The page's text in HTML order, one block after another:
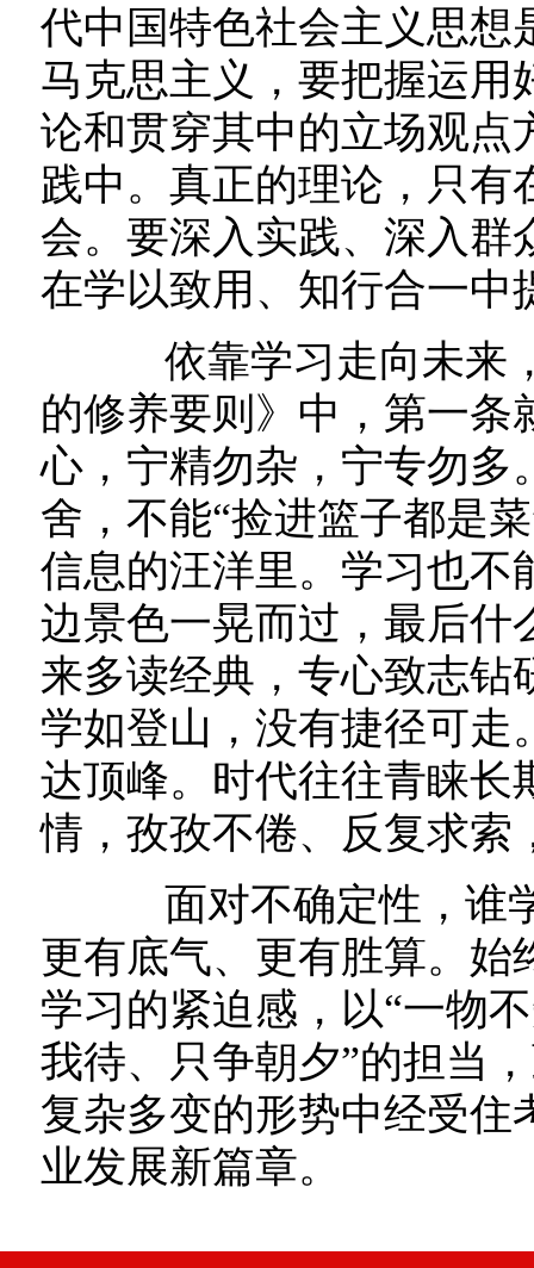
代中国特色社会主义思想
马克思主义，要把握运用
论和贯穿其中的立场观点
践中。真正的理论，只
会。要深入实践、深入群
在学以致用、知行合一中
依靠学习走向未来，
的修养要则》中，第一条
心，宁精勿杂，宁专勿多
舍，不能“捡进篮子都是
信息的汪洋里。学习也不
边景色一晃而过，最后什
来多读经典，专心致志钻
学如登山，没有捷径可走
达顶峰。时代往往青睐长
情，孜孜不倦、反复求索
面对不确定性，谁学
更有底气、更有胜算。始
学习的紧迫感，以“一物
我待、只争朝夕”的担当
复杂多变的形势中经受住
业发展新篇章。